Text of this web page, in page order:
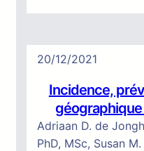
20/12/2021
Incidence,
géographique
Adriaan D. de
PhD, MSc, Susan